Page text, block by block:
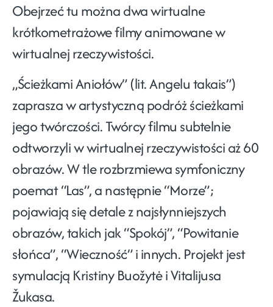
Obejrzeć tu można dwa wirtualne
krótkometrażowe filmy animowane w
wirtualnej rzeczywistości.
„Ścieżkami Aniołów”(lit. Angelu takais”)
zaprasza w artystyczną podróż ścieżkami
jego twórczości. Twórcy filmu subtelnie
odtworzyli w wirtualnej rzeczywistości aż 60
obrazów. W tle rozbrzmiewa symfoniczny
poemat “Las”, a następnie “Morze”;
pojawiają się detale z najsłynniejszych
obrazów, takich jak “Spokój”, “Powitanie
słońca”, “Wieczność” i innych. Projekt jest
symulacją Kristiny Buožytė i Vitalijusa
Žukasa.